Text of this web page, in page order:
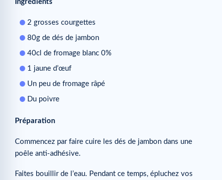
Ingrédients
2 grosses courgettes
80g de dés de jambon
40cl de fromage blanc 0%
1 jaune d’œuf
Un peu de fromage râpé
Du poivre
Préparation
Commencez par faire cuire les dés de jambon dans une
poêle anti-adhésive.
Faites bouillir de l’eau. Pendant ce temps, épluchez vos